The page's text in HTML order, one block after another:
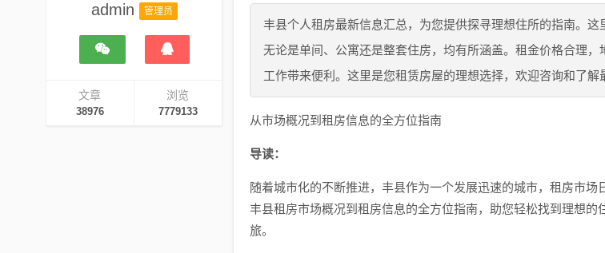
admin 管理员
文章
38976
浏览
7779133
丰县个人租房最新信息汇总，为您提供探寻理想住所的指南。这
无论是单间、公寓还是整套住房，均有所涵盖。租金价格合理，
工作带来便利。这里是您租赁房屋的理想选择，欢迎咨询和了解
从市场概况到租房信息的全方位指南
导读：
随着城市化的不断推进，丰县作为一个发展迅速的城市，租房市场
丰县租房市场概况到租房信息的全方位指南，助您轻松找到理想的
旅。